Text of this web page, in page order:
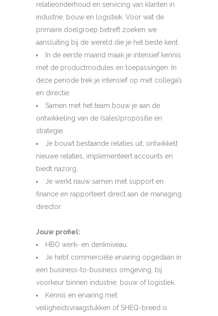
relatieonderhoud en servicing van klanten in
industrie, bouw en logistiek. Voor wat de
primaire doelgroep betreft zoeken we
aansluiting bij de wereld die je het beste kent.
In de eerste maand maak je intensief kennis
met de productmodules en toepassingen. In
deze periode trek je intensief op met collega’s
en directie.
Samen met het team bouw je aan de
ontwikkeling van de (sales)propositie en
strategie.
Je bouwt bestaande relaties uit, ontwikkelt
nieuwe relaties, implementeert accounts en
biedt nazorg.
Je werkt nauw samen met support en
finance en rapporteert direct aan de managing
director.
Jouw profiel:
HBO werk- en denkniveau.
Je hebt commerciële ervaring opgedaan in
een business-to-business omgeving, bij
voorkeur binnen industrie, bouw of logistiek.
Kennis en ervaring met
veiligheidsvraagstukken of SHEQ-breed is